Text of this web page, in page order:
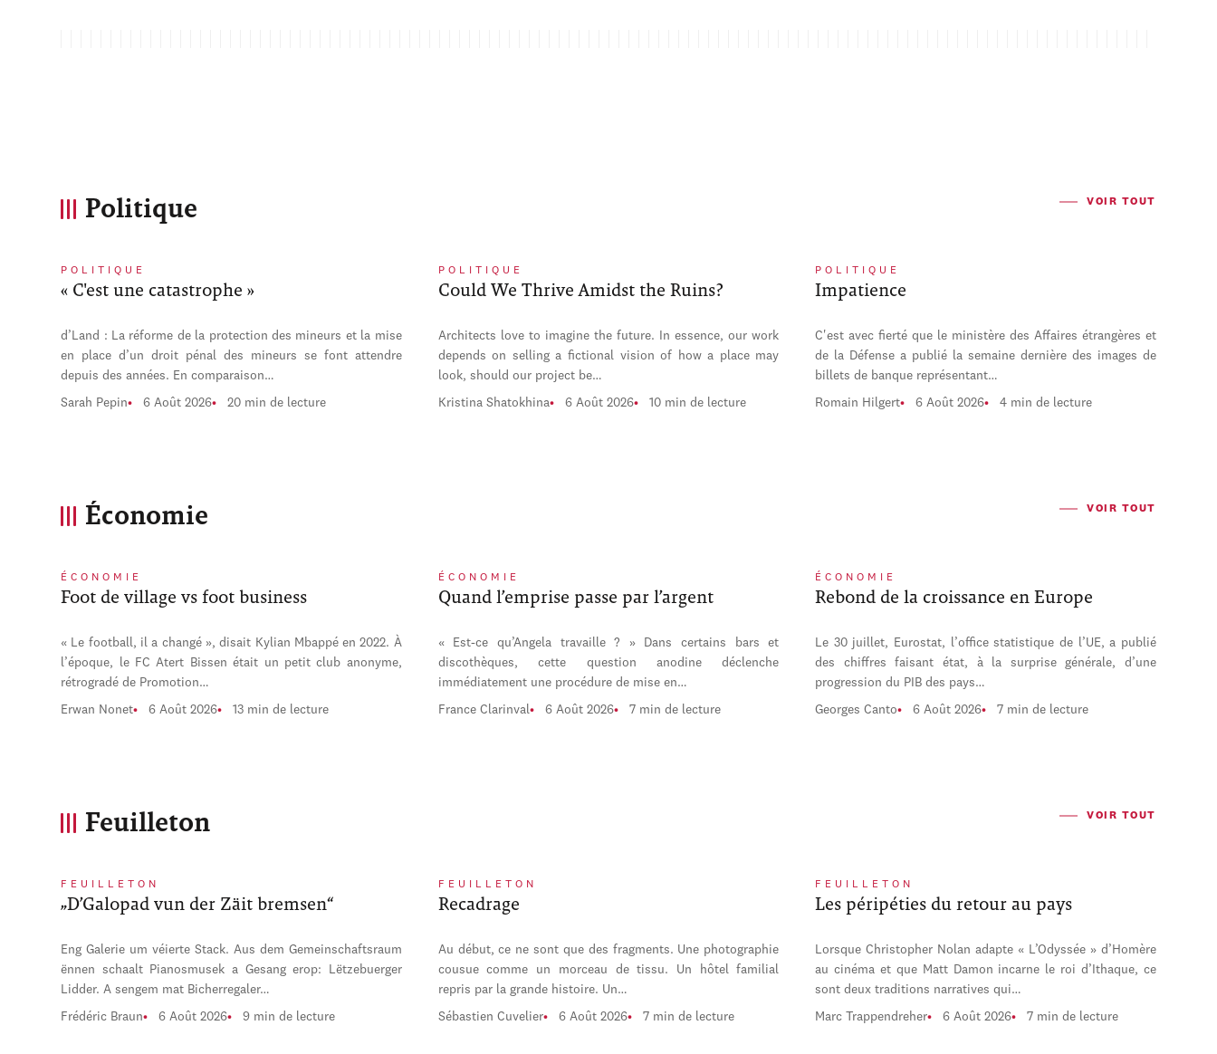
Politique VOIR TOUT
POLITIQUE
« C'est une catastrophe »
d’Land : La réforme de la protection des mineurs et la mise
en place d’un droit pénal des mineurs se font attendre
depuis des années. En comparaison…
Sarah Pepin 6 Août 2026 20 min de lecture
POLITIQUE
Could We Thrive Amidst the Ruins?
Architects love to imagine the future. In essence, our work
depends on selling a fictional vision of how a place may
look, should our project be…
Kristina Shatokhina 6 Août 2026 10 min de lecture
POLITIQUE
Impatience
C'est avec fierté que le ministère des Affaires étrangères et
de la Défense a publié la semaine dernière des images de
billets de banque représentant…
Romain Hilgert 6 Août 2026 4 min de lecture
Économie VOIR TOUT
ÉCONOMIE
Foot de village vs foot business
« Le football, il a changé », disait Kylian Mbappé en 2022. À
l’époque, le FC Atert Bissen était un petit club anonyme,
rétrogradé de Promotion…
Erwan Nonet 6 Août 2026 13 min de lecture
ÉCONOMIE
Quand l’emprise passe par l’argent
« Est-ce qu’Angela travaille ? » Dans certains bars et
discothèques, cette question anodine déclenche
immédiatement une procédure de mise en…
France Clarinval 6 Août 2026 7 min de lecture
ÉCONOMIE
Rebond de la croissance en Europe
Le 30 juillet, Eurostat, l’office statistique de l’UE, a publié
des chiffres faisant état, à la surprise générale, d’une
progression du PIB des pays…
Georges Canto 6 Août 2026 7 min de lecture
Feuilleton VOIR TOUT
FEUILLETON
„D’Galopad vun der Zäit bremsen“
Eng Galerie um véierte Stack. Aus dem Gemeinschaftsraum
ënnen schaalt Pianosmusek a Gesang erop: Lëtzebuerger
Lidder. A sengem mat Bicherregaler…
Frédéric Braun 6 Août 2026 9 min de lecture
FEUILLETON
Recadrage
Au début, ce ne sont que des fragments. Une photographie
cousue comme un morceau de tissu. Un hôtel familial
repris par la grande histoire. Un…
Sébastien Cuvelier 6 Août 2026 7 min de lecture
FEUILLETON
Les péripéties du retour au pays
Lorsque Christopher Nolan adapte « L’Odyssée » d’Homère
au cinéma et que Matt Damon incarne le roi d’Ithaque, ce
sont deux traditions narratives qui…
Marc Trappendreher 6 Août 2026 7 min de lecture